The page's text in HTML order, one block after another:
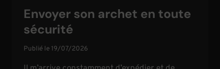
Envoyer son archet en toute
sécurité
Publié le 19/07/2026